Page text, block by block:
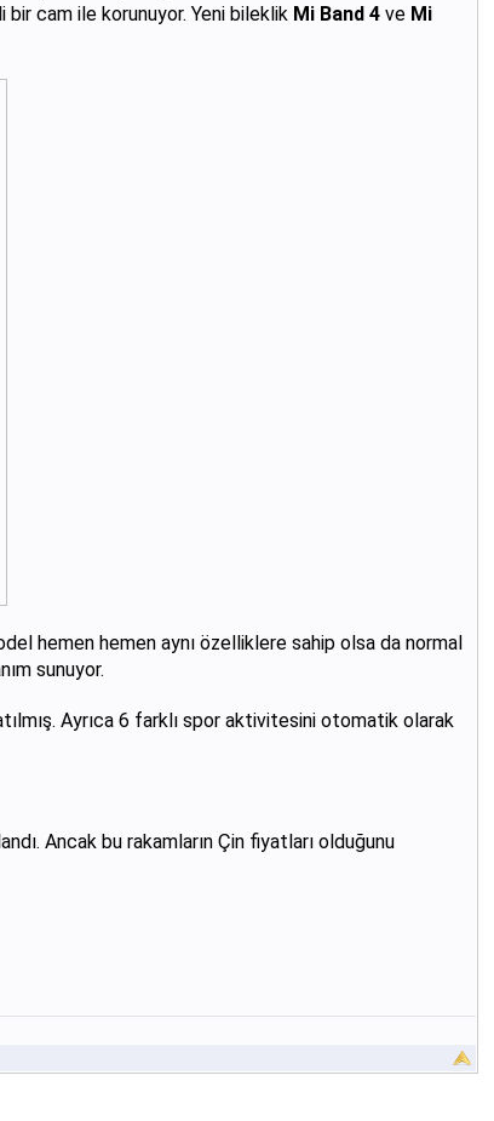
cam ile korunuyor. Yeni bileklik Mi Band 4ve Mi
hemen hemen aynı özelliklere sahip olsa da normal
sunuyor.
Ayrıca 6 farklı spor aktivitesini otomatik olarak
Ancak bu rakamların Çin fiyatları olduğunu